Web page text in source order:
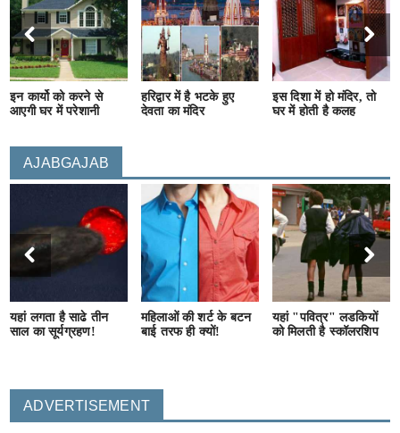
इन कार्यो को करने से
आएगी घर में परेशानी
हरिद्वार में है भटके हुए
देवता का मंदिर
इस दिशा में हो मंदिर, तो
घर में होती है कलह
AJABGAJAB
यहां लगता है साढे तीन
साल का सूर्यग्रहण!
महिलाओं की शर्ट के बटन
बाई तरफ ही क्यों!
यहां "पवित्र" लडकियों
को मिलती है स्कॉलरशिप
ADVERTISEMENT